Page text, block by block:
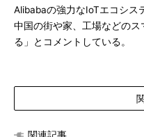
Alibabaの強力なIoTエコシス
中国の街や家、工場などの
る」とコメントしている。
関連記事